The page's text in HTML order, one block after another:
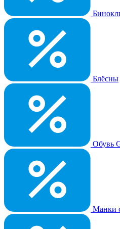
Блёсны
Обувь
Манки